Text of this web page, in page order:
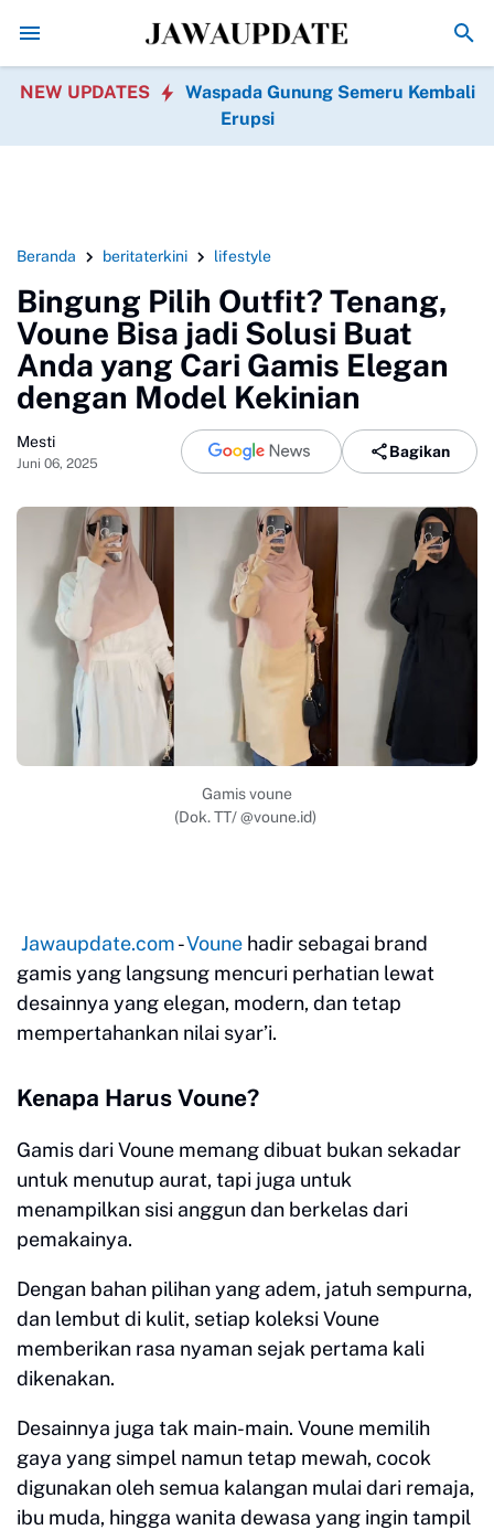
Hari Pramuka 2026 Tanggal Berapa? Cek
NEW UPDATES
Waspada Gunung Semeru Kembali
Erupsi
Beranda beritaterkini lifestyle
Bingung Pilih Outfit? Tenang,
Voune Bisa jadi Solusi Buat
Anda yang Cari Gamis Elegan
dengan Model Kekinian
Mesti
Juni 06, 2025
Bagikan
Gamis voune
(Dok. TT/ @voune.id)
Jawaupdate.com-Voune hadir sebagai brand
gamis yang langsung mencuri perhatian lewat
desainnya yang elegan, modern, dan tetap
mempertahankan nilai syar’i.
Kenapa Harus Voune?
Gamis dari Voune memang dibuat bukan sekadar
untuk menutup aurat, tapi juga untuk
menampilkan sisi anggun dan berkelas dari
pemakainya.
Dengan bahan pilihan yang adem, jatuh sempurna,
dan lembut di kulit, setiap koleksi Voune
memberikan rasa nyaman sejak pertama kali
dikenakan.
Desainnya juga tak main-main. Voune memilih
gaya yang simpel namun tetap mewah, cocok
digunakan oleh semua kalangan mulai dari remaja,
ibu muda, hingga wanita dewasa yang ingin tampil